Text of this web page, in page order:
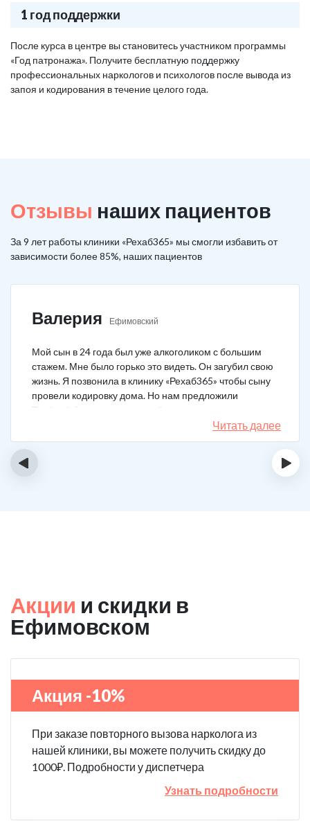
1 год поддержки
После курса в центре вы становитесь участником программы
«Год патронажа». Получите бесплатную поддержку
профессиональных наркологов и психологов после вывода из
запоя и кодирования в течение целого года.
Отзывы наших пациентов
За 9 лет работы клиники «Рехаб365» мы смогли избавить от
зависимости более 85%, наших пациентов
Валерия Ефимовский
Мой сын в 24 года был уже алкоголиком с большим
стажем. Мне было горько это видеть. Он загубил свою
жизнь. Я позвонила в клинику «Рехаб365» чтобы сыну
провели кодировку дома. Но нам предложили
Тройной блок в клинике, чтобы уж наверняка помогло.
Мы согласились. Вот уже 4 месяца как сын не пьет. На
работу устроился, дома помогает, девушку завел.
Читать далее
‹ ›
Акции и скидки в
Ефимовском
Акция -10%
При заказе повторного вызова нарколога из
нашей клиники, вы можете получить скидку до
1000₽. Подробности у диспетчера
Узнать подробности